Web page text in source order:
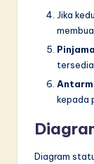
Jika
kepada
Diagram